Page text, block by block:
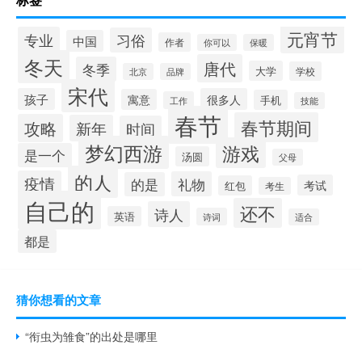
专业 中国 习俗 作者 你可以 保暖 元宵节
冬天 冬季 北京 品牌 唐代 大学 学校
孩子 宋代 寓意 工作 很多人 手机 技能
攻略 新年 时间 春节 春节期间
是一个 梦幻西游 汤圆 游戏 父母
疫情 的人 的是 礼物 红包 考生 考试
自己的 英语 诗人 诗词 还不 适合
都是
猜你想看的文章
“衔虫为雏食”的出处是哪里